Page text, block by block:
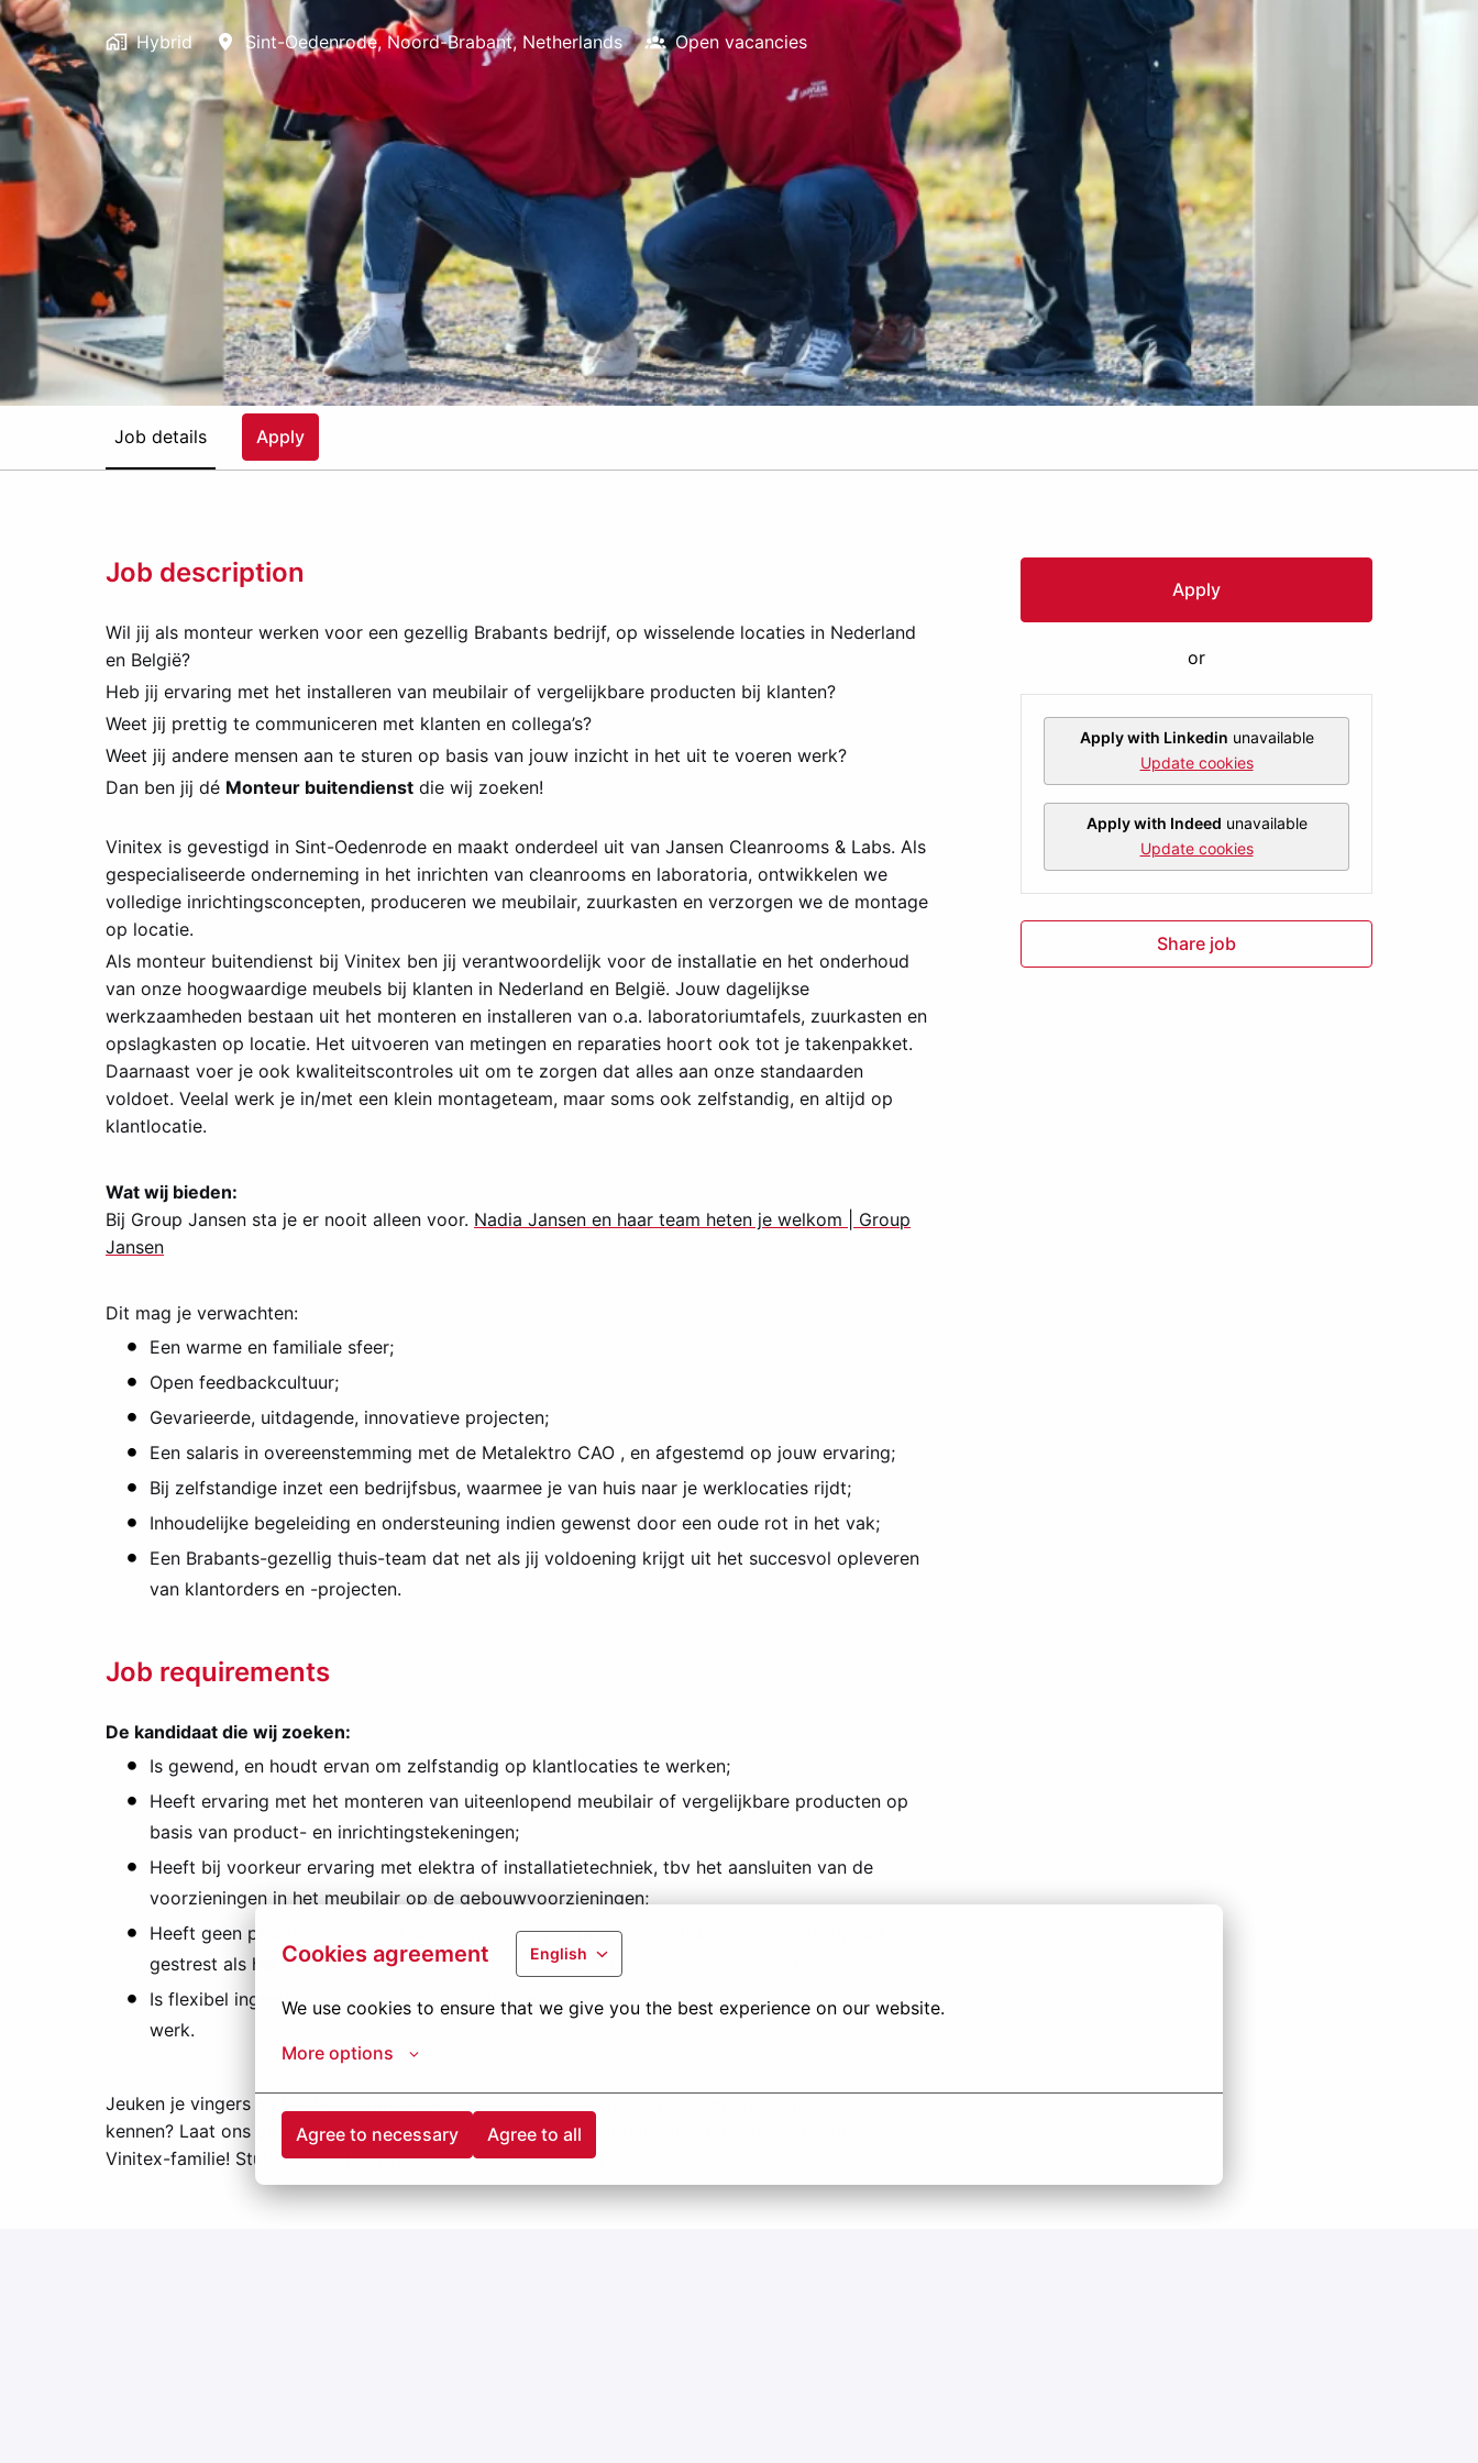
Cookies agreement English
We use cookies to ensure that we give you the best experience on our website.
More options
Agree to necessary Agree to all
Hybrid Sint-Oedenrode, Noord-Brabant, Netherlands Open vacancies
Job details Apply
Job description
Wil jij als monteur werken voor een gezellig Brabants bedrijf, op wisselende locaties in Nederland
en België?
Heb jij ervaring met het installeren van meubilair of vergelijkbare producten bij klanten?
Weet jij prettig te communiceren met klanten en collega’s?
Weet jij andere mensen aan te sturen op basis van jouw inzicht in het uit te voeren werk?
Dan ben jij dé Monteur buitendienst die wij zoeken!
Vinitex is gevestigd in Sint-Oedenrode en maakt onderdeel uit van Jansen Cleanrooms & Labs. Als
gespecialiseerde onderneming in het inrichten van cleanrooms en laboratoria, ontwikkelen we
volledige inrichtingsconcepten, produceren we meubilair, zuurkasten en verzorgen we de montage
op locatie.
Als monteur buitendienst bij Vinitex ben jij verantwoordelijk voor de installatie en het onderhoud
van onze hoogwaardige meubels bij klanten in Nederland en België. Jouw dagelijkse
werkzaamheden bestaan uit het monteren en installeren van o.a. laboratoriumtafels, zuurkasten en
opslagkasten op locatie. Het uitvoeren van metingen en reparaties hoort ook tot je takenpakket.
Daarnaast voer je ook kwaliteitscontroles uit om te zorgen dat alles aan onze standaarden
voldoet. Veelal werk je in/met een klein montageteam, maar soms ook zelfstandig, en altijd op
klantlocatie.
Wat wij bieden:
Bij Group Jansen sta je er nooit alleen voor. Nadia Jansen en haar team heten je welkom | Group
Jansen
Dit mag je verwachten:
Een warme en familiale sfeer;
Open feedbackcultuur;
Gevarieerde, uitdagende, innovatieve projecten;
Een salaris in overeenstemming met de Metalektro CAO , en afgestemd op jouw ervaring;
Bij zelfstandige inzet een bedrijfsbus, waarmee je van huis naar je werklocaties rijdt;
Inhoudelijke begeleiding en ondersteuning indien gewenst door een oude rot in het vak;
Een Brabants-gezellig thuis-team dat net als jij voldoening krijgt uit het succesvol opleveren
van klantorders en -projecten.
Job requirements
De kandidaat die wij zoeken:
Is gewend, en houdt ervan om zelfstandig op klantlocaties te werken;
Heeft ervaring met het monteren van uiteenlopend meubilair of vergelijkbare producten op
basis van product- en inrichtingstekeningen;
Heeft bij voorkeur ervaring met elektra of installatietechniek, tbv het aansluiten van de
voorzieningen in het meubilair op de gebouwvoorzieningen;
Heeft geen problemen om met uiteenlopende type mensen en situaties om te gaan, raakt niet
gestrest als het even niet gaat zoals het zou moeten gaan (maar zet wel door);
Is flexibel ingesteld: werkduur en werkdruk variëren nu eenmaal van dag tot dag bij dit soort
werk.
Jeuken je vingers na het lezen van deze vacature? Kan je niet wachten om ons team beter te leren
kennen? Laat ons dit dan zo snel mogelijk weten en wie weet behoor jij binnenkort tot onze
Vinitex-familie! Stuur ons nu je cv naarvacatures@vinitex.nl
Apply
or
Apply with Linkedin unavailable
Update cookies
Apply with Indeed unavailable
Update cookies
Share job